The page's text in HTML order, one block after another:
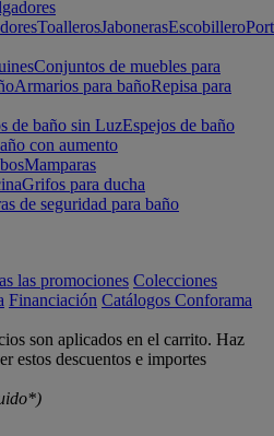
ToallerosJabonerasEscobillero
Conjuntos de muebles para
Armarios para bañoRepisa para
de baño sin LuzEspejos de baño
con aumento
Mamparas
Grifos para ducha
de seguridad para baño
las promociones Colecciones
Financiación Catálogos Conforama
son aplicados en el carrito. Haz
estos descuentos e importes